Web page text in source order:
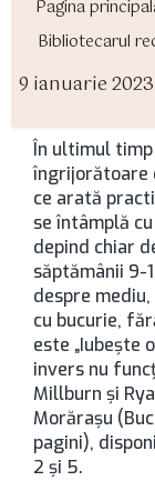
Pagina
Bibliotecarul
9 ianuarie 2023
În ultimul
îngrijorătoare
ce arată
se întâmplă
depind chiar
săptămânii 9-
despre
cu bucurie,
este „Iubeşte
invers nu
Millburn şi
Morăraşu
pagini),
2 şi 5.